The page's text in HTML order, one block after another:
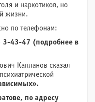
и наркотиков, но
жизни.
по телефонам:
43-47 (подробнее в
Капланов сказал
по адресу